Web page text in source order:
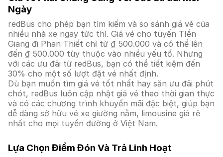
Ngày
redBus cho phép bạn tìm kiếm và so sánh giá vé của
nhiều nhà xe ngay tức thì. Giá vé cho tuyến TIền
Giang đi Phan Thiết chỉ từ ₫ 500.000 và có thể lên
đến ₫ 500.000 tùy thuộc vào nhiều yếu tố. Nhưng
với các ưu đãi từ redBus, bạn có thể tiết kiệm đến
30% cho một số lượt đặt vé nhất định.
Dù bạn muốn tìm giá vé tốt nhất hay săn ưu đãi phút
chót, redBus luôn cập nhật giá vé theo thời gian thực
và có các chương trình khuyến mãi đặc biệt, giúp bạn
dễ dàng sở hữu vé xe giường nằm, limousine giá rẻ
nhất cho mọi tuyến đường ở Việt Nam.
Lựa Chọn Điểm Đón Và Trả Linh Hoạt